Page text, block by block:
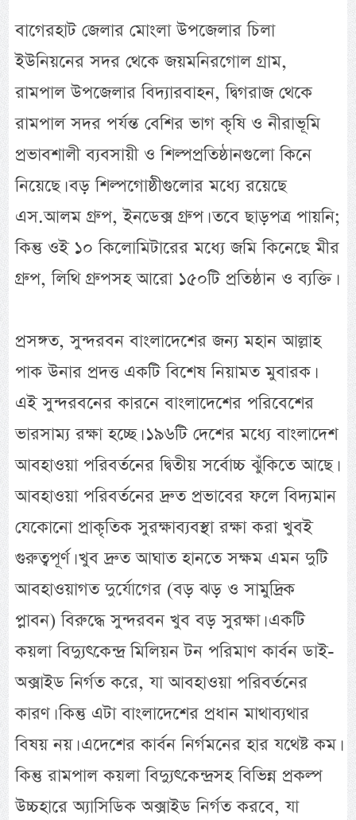
বাগেরহাট জেলার মোংলা উপজেলার চিলা
ইউনিয়নের সদর থেকে জয়মনিরগোল গ্রাম,
রামপাল উপজেলার বিদ্যারবাহন, দ্বিগরাজ থেকে
রামপাল সদর পর্যন্ত বেশির ভাগ কৃষি ও নীরাভূমি
প্রভাবশালী ব্যবসায়ী ও শিল্পপ্রতিষ্ঠানগুলো কিনে
নিয়েছে। বড় শিল্পগোষ্ঠীগুলোর মধ্যে রয়েছে
এস.আলম গ্রুপ, ইনডেক্স গ্রুপ। তবে ছাড়পত্র পায়নি;
কিন্তু ওই ১০ কিলোমিটারের মধ্যে জমি কিনেছে মীর
গ্রুপ, লিথি গ্রুপসহ আরো ১৫০টি প্রতিষ্ঠান ও ব্যক্তি।
প্রসঙ্গত, সুন্দরবন বাংলাদেশের জন্য মহান আল্লাহ
পাক উনার প্রদত্ত একটি বিশেষ নিয়ামত মুবারক।
এই সুন্দরবনের কারনে বাংলাদেশের পরিবেশের
ভারসাম্য রক্ষা হচ্ছে। ১৯৬টি দেশের মধ্যে বাংলাদেশ
আবহাওয়া পরিবর্তনের দ্বিতীয় সর্বোচ্চ ঝুঁকিতে আছে।
আবহাওয়া পরিবর্তনের দ্রুত প্রভাবের ফলে বিদ্যমান
যেকোনো প্রাকৃতিক সুরক্ষাব্যবস্থা রক্ষা করা খুবই
গুরুত্বপূর্ণ। খুব দ্রুত আঘাত হানতে সক্ষম এমন দুটি
আবহাওয়াগত দুর্যোগের (বড় ঝড় ও সামুদ্রিক
প্লাবন) বিরুদ্ধে সুন্দরবন খুব বড় সুরক্ষা। একটি
কয়লা বিদ্যুৎকেন্দ্র মিলিয়ন টন পরিমাণ কার্বন ডাই-
অক্সাইড নির্গত করে, যা আবহাওয়া পরিবর্তনের
কারণ। কিন্তু এটা বাংলাদেশের প্রধান মাথাব্যথার
বিষয় নয়। এদেশের কার্বন নির্গমনের হার যথেষ্ট কম।
কিন্তু রামপাল কয়লা বিদ্যুৎকেন্দ্রসহ বিভিন্ন প্রকল্প
উচ্চহারে অ্যাসিডিক অক্সাইড নির্গত করবে, যা